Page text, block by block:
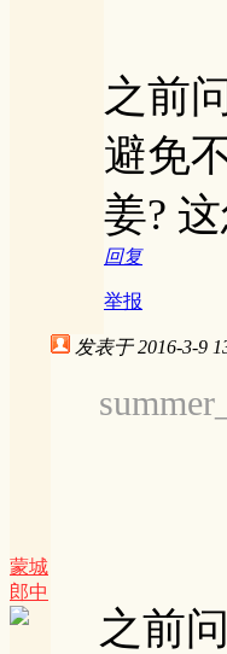
之前
避免
姜?
回复
举报
蒙城
郎中
发表于 2016-3-9
之前